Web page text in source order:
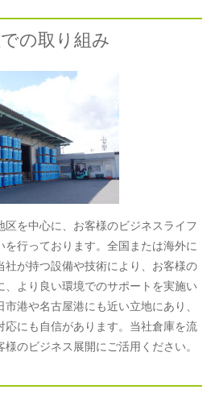
の取り組み
を中心に、お客様のビジネスライフ
行っております。全国または海外に
社が持つ設備や技術により、お客様の
、より良い環境でのサポートを実施い
港や名古屋港にも近い立地にあり、
応にも自信があります。当社倉庫を流
のビジネス展開にご活用ください。